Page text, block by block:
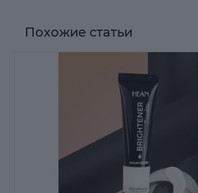
Похожие статьи